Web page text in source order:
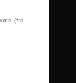
(tre